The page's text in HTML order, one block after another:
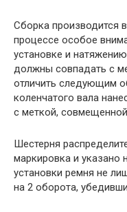
Сборка производится
процессе особое
установке и
должны совпадать с
отличить следующим
коленчатого вала
с меткой,
Шестерня
маркировка и указано
установки ремня не
на 2 оборота,